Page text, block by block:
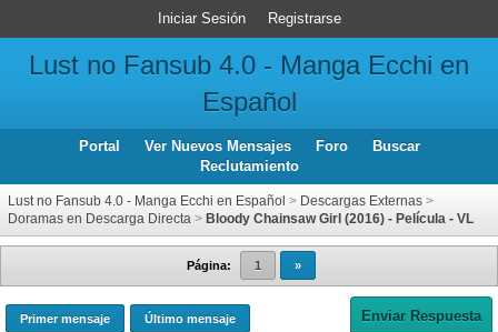
Iniciar Sesión Registrarse
Lust no Fansub 4.0 - Manga Ecchi en
Español
Portal Ver Nuevos Mensajes Foro
Buscar
Reclutamiento
Lust no Fansub 4.0 - Manga Ecchi en Español > Descargas Externas >
Doramas en Descarga Directa > Bloody Chainsaw Girl (2016) - Película - VL
Página: 1 »
Primer mensaje Último mensaje Enviar Respuesta